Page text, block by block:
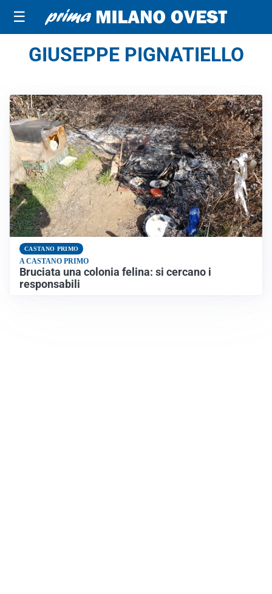
☰
GIUSEPPE PIGNATIELLO
CASTANO PRIMO
A CASTANO PRIMO
Bruciata una colonia felina: si cercano i
responsabili